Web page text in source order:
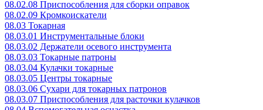
08.02.08 Приспособления для сборки оправок
08.02.09 Кромкоискатели
08.03 Токарная
08.03.01 Инструментальные блоки
08.03.02 Держатели осевого инструмента
08.03.03 Токарные патроны
08.03.04 Кулачки токарные
08.03.05 Центры токарные
08.03.06 Сухари для токарных патронов
08.03.07 Приспособления для расточки кулачков